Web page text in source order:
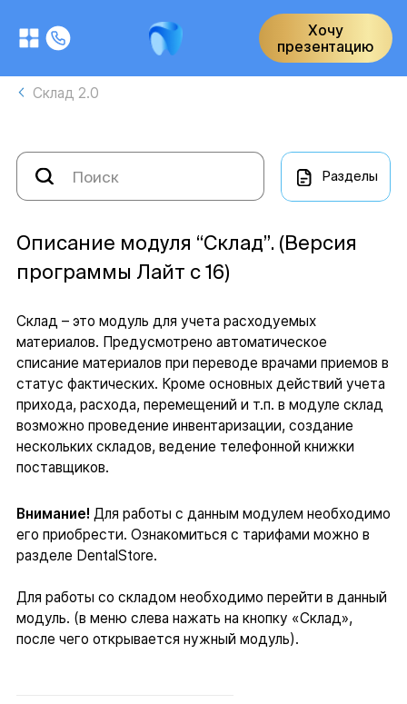
Хочу
презентацию
Склад 2.0
Разделы
Описание модуля “Склад”. (Версия
программы Лайт с 16)
Склад – это модуль для учета расходуемых
материалов. Предусмотрено автоматическое
списание материалов при переводе врачами приемов в
статус фактических. Кроме основных действий учета
прихода, расхода, перемещений и т.п. в модуле склад
возможно проведение инвентаризации, создание
нескольких складов, ведение телефонной книжки
поставщиков.
Внимание! Для работы с данным модулем необходимо
его приобрести. Ознакомиться с тарифами можно в
разделе DentalStore.
Для работы со складом необходимо перейти в данный
модуль. (в меню слева нажать на кнопку «Склад»,
после чего открывается нужный модуль).